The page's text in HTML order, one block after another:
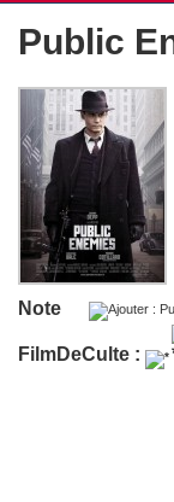
Public
Note
FilmDeCulte :